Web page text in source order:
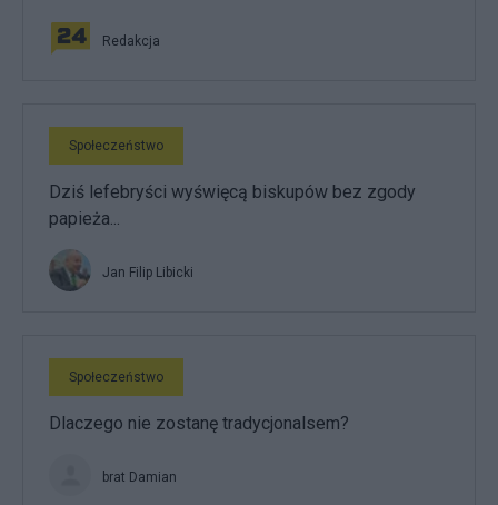
Redakcja
Społeczeństwo
Dziś lefebryści wyświęcą biskupów bez zgody
papieża...
Jan Filip Libicki
Społeczeństwo
Dlaczego nie zostanę tradycjonalsem?
brat Damian